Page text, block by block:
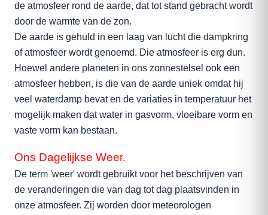
de atmosfeer rond de aarde, dat tot stand gebracht wordt
door de warmte van de zon.
De aarde is gehuld in een laag van lucht die dampkring
of atmosfeer wordt genoemd. Die atmosfeer is erg dun.
Hoewel andere planeten in ons zonnestelsel ook een
atmosfeer hebben, is die van de aarde uniek omdat hij
veel waterdamp bevat en de variaties in temperatuur het
mogelijk maken dat water in gasvorm, vloeibare vorm en
vaste vorm kan bestaan.
Ons Dagelijkse Weer.
De term 'weer' wordt gebruikt voor het beschrijven van
de veranderingen die van dag tot dag plaatsvinden in
onze atmosfeer. Zij worden door meteorologen